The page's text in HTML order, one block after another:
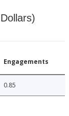
Engagements
0.85